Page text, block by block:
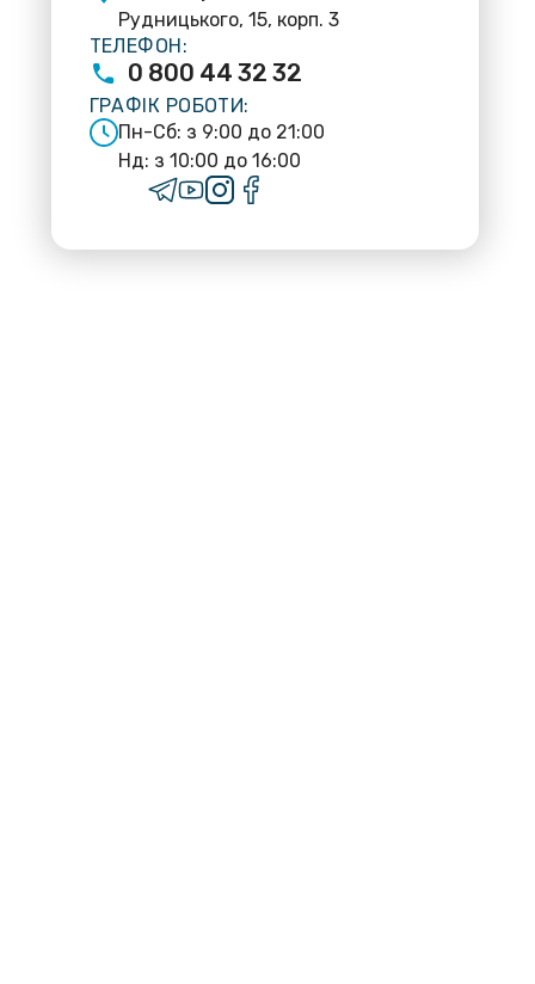
Рудницького, 15, корп. 3
ТЕЛЕФОН:
0 800 44 32 32
ГРАФІК РОБОТИ:
Пн-Сб: з 9:00 до 21:00
Нд: з 10:00 до 16:00